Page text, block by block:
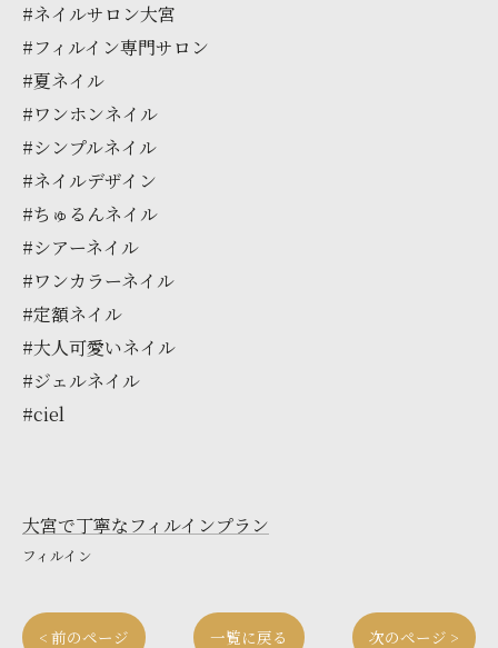
#ネイルサロン大宮
#フィルイン専門サロン
#夏ネイル
#ワンホンネイル
#シンプルネイル
#ネイルデザイン
#ちゅるんネイル
#シアーネイル
#ワンカラーネイル
#定額ネイル
#大人可愛いネイル
#ジェルネイル
#ciel
大宮で丁寧なフィルインプラン
フィルイン
< 前のページ 一覧に戻る 次のページ >